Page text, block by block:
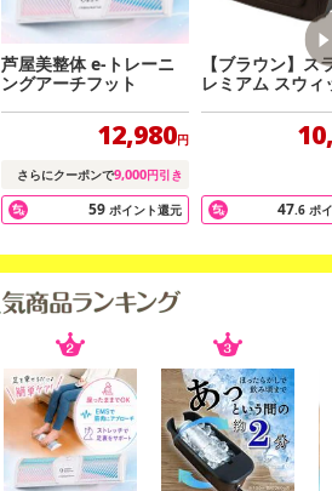
芦屋美整体 e-トレーニ
ングアーチフット
12,980円
さらにクーポンで9,000円引き
59 ポイント還元
【ブラウン】ス
レミアム スウィ
47.6 ポ